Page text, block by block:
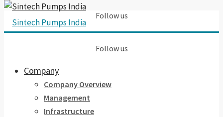
Follow us
Follow us
Company
Company Overview
Management
Infrastructure